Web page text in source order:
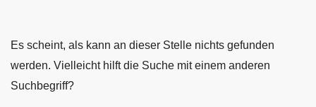
Es scheint, als kann an dieser Stelle nichts gefunden
werden. Vielleicht hilft die Suche mit einem anderen
Suchbegriff?